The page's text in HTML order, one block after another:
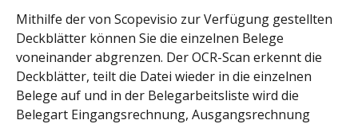
Mithilfe der von Scopevisio zur Verfügung gestellten
Deckblätter können Sie die einzelnen Belege
voneinander abgrenzen. Der OCR-Scan erkennt die
Deckblätter, teilt die Datei wieder in die einzelnen
Belege auf und in der Belegarbeitsliste wird die
Belegart Eingangsrechnung, Ausgangsrechnung